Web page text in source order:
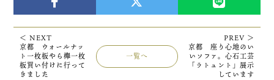
＜ NEXT
京都 ウォールナッ
ト一枚板やら欅一枚
板買い付けに行って
きました
一覧へ
PREV ＞
京都 座り心地のい
いソファ。心石工芸
「ラトュント」展示
しています